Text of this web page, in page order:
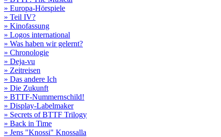
» Europa-Hörspiele
» Teil IV?
» Kinofassung
» Logos international
» Was haben wir gelernt?
» Chronologie
» Deja-vu
» Zeitreisen
» Das andere Ich
» Die Zukunft
» BTTF-Nummernschild!
» Display-Labelmaker
» Secrets of BTTF Trilogy
» Back in Time
» Jens "Knossi" Knossalla